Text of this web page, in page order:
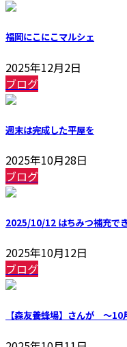
福岡にこにこマルシェ
2025年12月2日
ブログ
週末は完成した平屋を
2025年10月28日
ブログ
2025/10/12 はちみつ補充で
2025年10月12日
ブログ
【森友養蜂場】さんが ～